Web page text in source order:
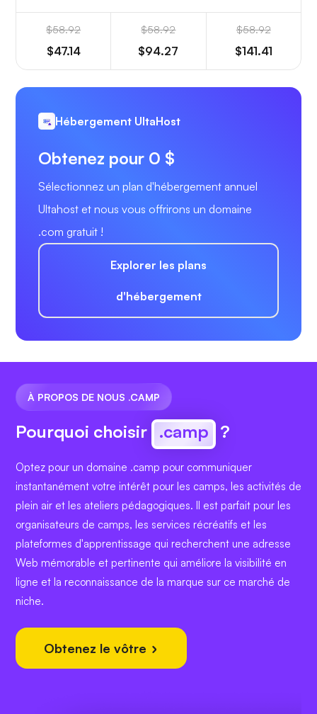
$58.92
$47.14
$58.92
$94.27
$58.92
$141.41
Hébergement UltaHost
Obtenez pour 0 $
Sélectionnez un plan d'hébergement annuel
Ultahost et nous vous offrirons un domaine
.com gratuit !
Explorer les plans
d'hébergement
À PROPOS DE NOUS .CAMP
Pourquoi choisir .camp ?
Optez pour un domaine .camp pour communiquer
instantanément votre intérêt pour les camps, les activités de
plein air et les ateliers pédagogiques. Il est parfait pour les
organisateurs de camps, les services récréatifs et les
plateformes d'apprentissage qui recherchent une adresse
Web mémorable et pertinente qui améliore la visibilité en
ligne et la reconnaissance de la marque sur ce marché de
niche.
Obtenez le vôtre